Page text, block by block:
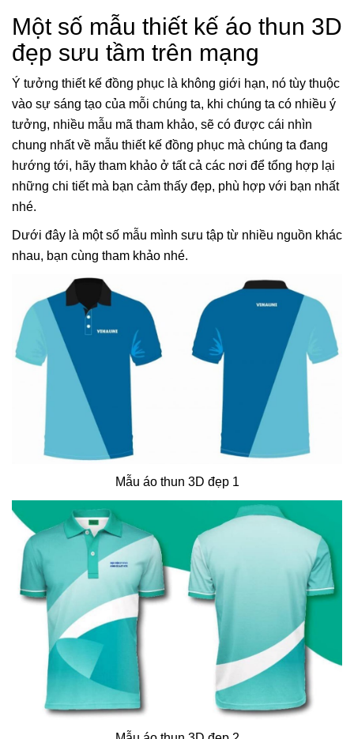
Một số mẫu thiết kế áo thun 3D
đẹp sưu tầm trên mạng
Ý tưởng thiết kế đồng phục là không giới hạn, nó tùy thuộc
vào sự sáng tạo của mỗi chúng ta, khi chúng ta có nhiều ý
tưởng, nhiều mẫu mã tham khảo, sẽ có được cái nhìn
chung nhất về mẫu thiết kế đồng phục mà chúng ta đang
hướng tới, hãy tham khảo ở tất cả các nơi để tổng hợp lại
những chi tiết mà bạn cảm thấy đẹp, phù hợp với bạn nhất
nhé.
Dưới đây là một số mẫu mình sưu tập từ nhiều nguồn khác
nhau, bạn cùng tham khảo nhé.
Mẫu áo thun 3D đẹp 1